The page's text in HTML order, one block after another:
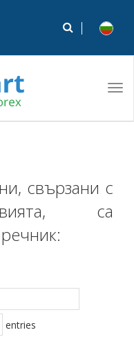
свързани с
са
entries